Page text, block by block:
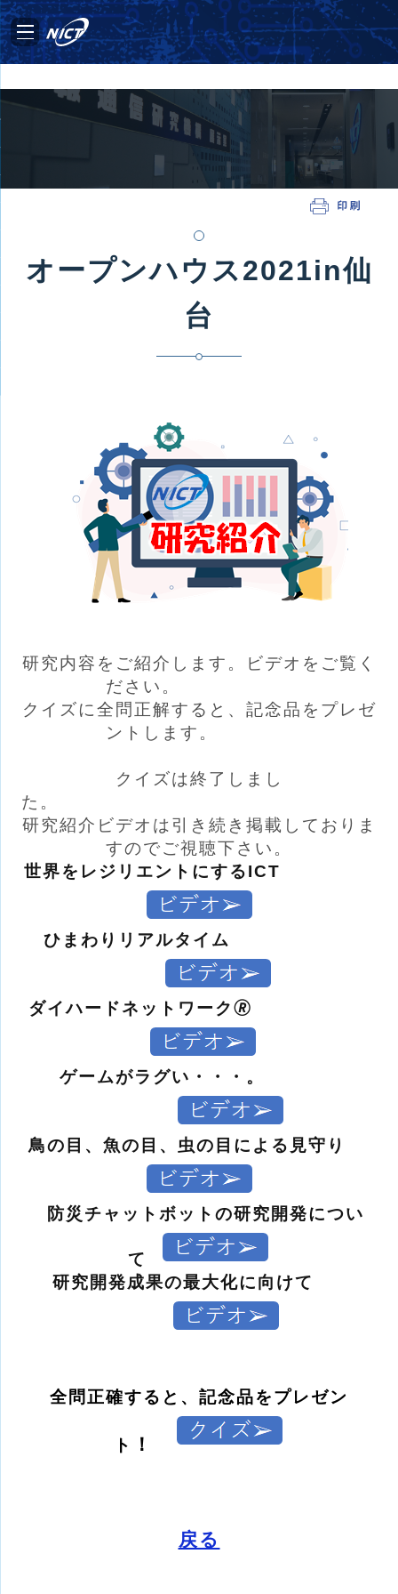
オープンハウス2021in仙
台
研究内容をご紹介します。ビデオをご覧く
ださい。
クイズに全問正解すると、記念品をプレゼ
ントします。
クイズは終了しまし
た。
研究紹介ビデオは引き続き掲載しておりま
すのでご視聴下さい。
世界をレジリエントにするICT
ひまわりリアルタイム
ダイハードネットワーク🄬
ゲームがラグい・・・。
鳥の目、魚の目、虫の目による見守り
防災チャットボットの研究開発につい
て
研究開発成果の最大化に向けて
全問正確すると、記念品をプレゼン
ト ！
戻る